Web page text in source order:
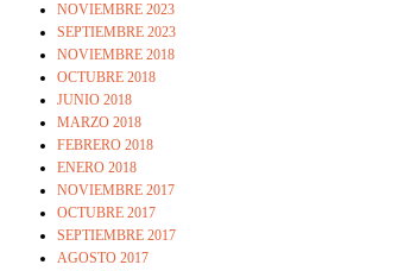
NOVIEMBRE 2023
SEPTIEMBRE 2023
NOVIEMBRE 2018
OCTUBRE 2018
JUNIO 2018
MARZO 2018
FEBRERO 2018
ENERO 2018
NOVIEMBRE 2017
OCTUBRE 2017
SEPTIEMBRE 2017
AGOSTO 2017